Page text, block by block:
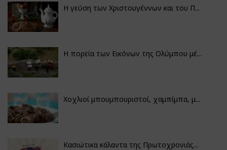
Η γεύση των Χριστουγέννων και του Π...
Η πορεία των Εικόνων της Ολύμπου μέ...
Χοχλιοί μπουμπουριστοί, χαμπίμπα, μ...
Κασιώτικα κάλαντα της Πρωτοχρονιάς...